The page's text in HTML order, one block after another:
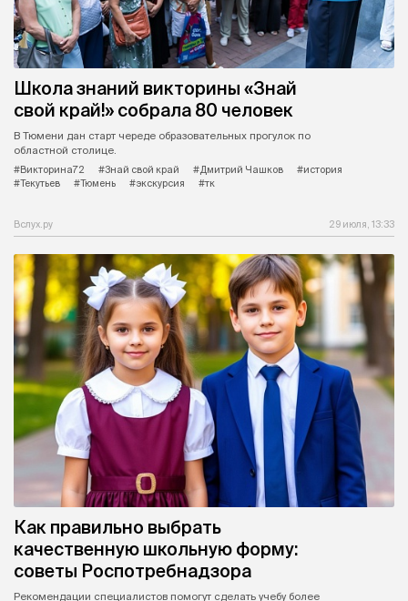
Школа знаний викторины «Знай
свой край!» собрала 80 человек
В Тюмени дан старт череде образовательных прогулок по
областной столице.
#Викторина72
#Знай свой край #Дмитрий Чашков
#история
#Текутьев
#Тюмень #экскурсия #тк
Вслух.ру 29 июля, 13:33
Как правильно выбрать
качественную школьную форму:
советы Роспотребнадзора
Рекомендации специалистов помогут сделать учебу более